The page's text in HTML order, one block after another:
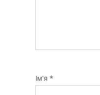
Ім'я *